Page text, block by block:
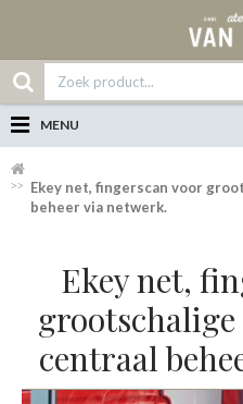
MENU
Ekey net, fingerscan voor
beheer via netwerk.
Ekey net,
grootschalige
centraal